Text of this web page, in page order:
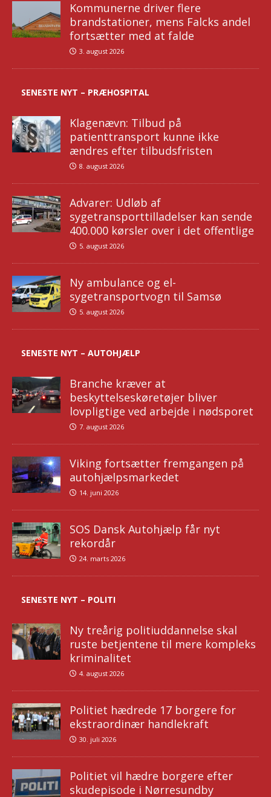
Kommunerne driver flere
brandstationer, mens Falcks andel
fortsætter med at falde
3. august 2026
SENESTE NYT – PRÆHOSPITAL
Klagenævn: Tilbud på
patienttransport kunne ikke
ændres efter tilbudsfristen
8. august 2026
Advarer: Udløb af
sygetransporttilladelser kan sende
400.000 kørsler over i det offentlige
5. august 2026
Ny ambulance og el-
sygetransportvogn til Samsø
5. august 2026
SENESTE NYT – AUTOHJÆLP
Branche kræver at
beskyttelseskøretøjer bliver
lovpligtige ved arbejde i nødsporet
7. august 2026
Viking fortsætter fremgangen på
autohjælpsmarkedet
14. juni 2026
SOS Dansk Autohjælp får nyt
rekordår
24. marts 2026
SENESTE NYT – POLITI
Ny treårig politiuddannelse skal
ruste betjentene til mere kompleks
kriminalitet
4. august 2026
Politiet hædrede 17 borgere for
ekstraordinær handlekraft
30. juli 2026
Politiet vil hædre borgere efter
skudepisode i Nørresundby